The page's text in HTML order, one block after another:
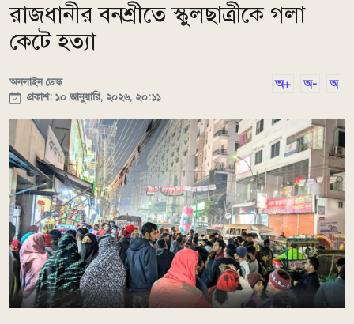
রাজধানীর বনশ্রীতে স্কুলছাত্রীকে গলা
কেটে হত্যা
অনলাইন ডেস্ক
প্রকাশ: ১০ জানুয়ারি, ২০২৬, ২০:১১
অ+ অ- অ